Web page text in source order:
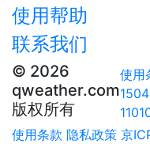
使用帮助
联系我们
© 2026
qweather.com
版权所有
使用
使用条款 隐私政策 京